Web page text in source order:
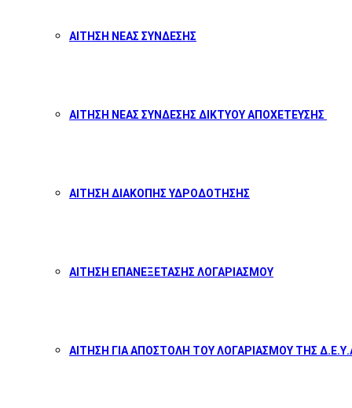
ΑΙΤΗΣΗ ΝΕΑΣ ΣΥΝΔΕΣΗΣ
ΑΙΤΗΣΗ ΝΕΑΣ ΣΥΝΔΕΣΗΣ ΔΙΚΤΥΟΥ ΑΠΟΧΕΤΕΥΣΗΣ
ΑΙΤΗΣΗ ΔΙΑΚΟΠΗΣ ΥΔΡΟΔΟΤΗΣΗΣ
ΑΙΤΗΣΗ ΕΠΑΝΕΞΕΤΑΣΗΣ ΛΟΓΑΡΙΑΣΜΟΥ
ΑΙΤΗΣΗ ΓΙΑ ΑΠΟΣΤΟΛΗ ΤΟΥ ΛΟΓΑΡΙΑΣΜΟΥ ΤΗΣ